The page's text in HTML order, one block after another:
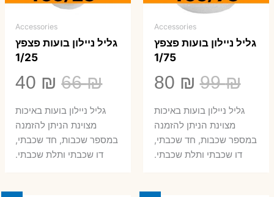
Accessories
גליל ניילון בועות פצפץ
1/75
99₪
המחיר
המקורי
היה:
99 ₪.
80 ₪
הנוכחיגליל ניילון בועות באיכות
מצוינת הניתן להזמנה
במספר שכבות, חד שכבתי,
דו שכבתי ותלת שכבתי.
Accessories
גליל ניילון בועות פצפץ
1/25
66₪
המחיר
המקורי
היה:
66 ₪.
40 ₪
₪.
גליל ניילון בועות באיכות
מצוינת הניתן להזמנה
במספר שכבות, חד שכבתי,
דו שכבתי ותלת שכבתי.